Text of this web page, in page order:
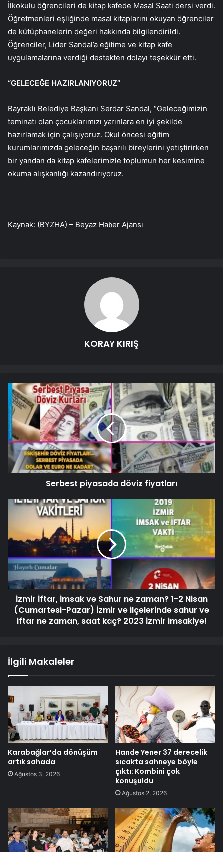
İlkokulu öğrencileri de kitap kafede Masal Saati dersi verdi.
Öğretmenleri eşliğinde masal kitaplarını okuyan öğrenciler
de kütüphanelerin değeri hakkında bilgilendirildi.
Öğrenciler, Lider Sandal’a eğitime ve kitap kafe
uygulamalarına verdiği destekten dolayı teşekkür etti.
“GELECEĞE HAZIRLANIYORUZ”
Bayraklı Belediye Başkanı Serdar Sandal, “Geleceğimizin
teminatı olan çocuklarımızı yarınlara en iyi şekilde
hazırlamak için çalışıyoruz. Okul öncesi eğitim
kurumlarımızda geleceğin başarılı bireylerini yetiştirirken
bir yandan da kitap kafelerimizle toplumun her kesimine
okuma alışkanlığı kazandırıyoruz.
Kaynak: (BYZHA) – Beyaz Haber Ajansı
KORAY KIRIŞ
Serbest piyasada döviz fiyatları
İzmir İftar, İmsak ve Sahur ne zaman? 1-2 Nisan
(Cumartesi-Pazar) İzmir ve ilçelerinde sahur ve
iftar ne zaman, saat kaç? 2023 İzmir imsakiye!
İlgili Makaleler
Karabağlar’da dönüşüm
artık sahada
Ağustos 3, 2026
Hande Yener 37 derecelik
sıcakta sahneye böyle
çıktı: Kombini çok
konuşuldu
Ağustos 2, 2026